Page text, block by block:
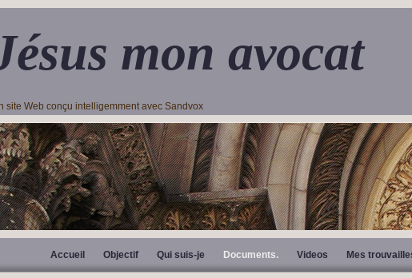
mon avocat
site Web conçu intelligemment avec Sandvox
Accueil Objectif Qui suis-je Documents. Videos Mes